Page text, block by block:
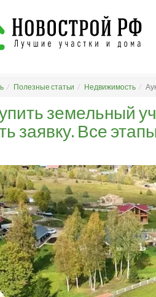
Полезные статьи Недвижимость
земельный
заявку. Все